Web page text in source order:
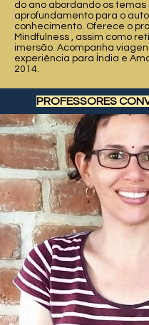
do ano abordando os temas
aprofundamento para o auto
conhecimento. Oferece o
Mindfulness , assim como
imersão. Acompanha
experiência para Índia e
2014.
PROFESSORES